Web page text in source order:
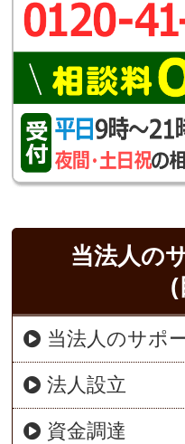
当法人の
(
当法人のサポ
法人設立
資金調達